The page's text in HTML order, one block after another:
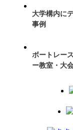
大学構内に
事例
ボートレー
ー教室・大